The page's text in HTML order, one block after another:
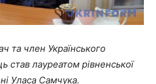
та член Українського
став лауреатом рівненської
Уласа Самчука.